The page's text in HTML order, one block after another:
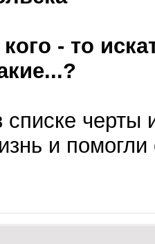
кого - то
списке
и